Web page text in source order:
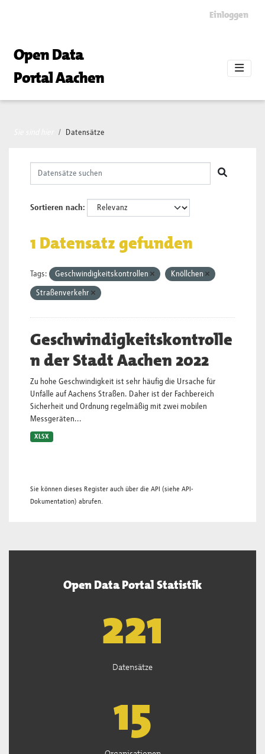
Einloggen
Open Data
Portal Aachen
Datensätze
Sortieren nach
1 Datensatz gefunden
Tags: Geschwindigkeitskontrollen Knöllchen
Straßenverkehr
Geschwindigkeitskontrolle
n der Stadt Aachen 2022
Zu hohe Geschwindigkeit ist sehr häufig die Ursache für
Unfälle auf Aachens Straßen. Daher ist der Fachbereich
Sicherheit und Ordnung regelmäßig mit zwei mobilen
Messgeräten...
XLSX
Sie können dieses Register auch über die API (siehe API-
Dokumentation) abrufen.
Open Data Portal Statistik
222
Datensätze
15